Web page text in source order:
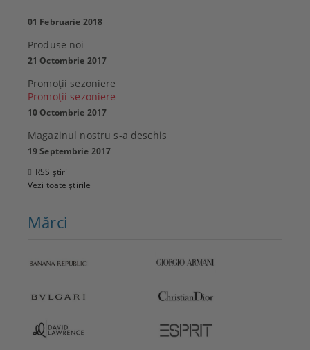
01 Februarie 2018
Produse noi
21 Octombrie 2017
Promoţii sezoniere
Promoţii sezoniere
10 Octombrie 2017
Magazinul nostru s-a deschis
19 Septembrie 2017
RSS știri
Vezi toate știrile
Mărci